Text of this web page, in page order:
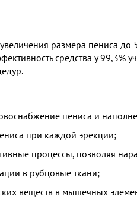
размера пениса до
средства у 99,3%
пениса и
при каждой эрекции;
процессы, позволяя
в рубцовые ткани;
веществ в мышечных